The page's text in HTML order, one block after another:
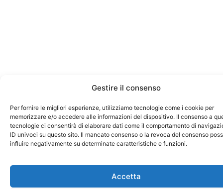
Gestire il consenso
Per fornire le migliori esperienze, utilizziamo tecnologie come i cookie per
memorizzare e/o accedere alle informazioni del dispositivo. Il consenso a
tecnologie ci consentirà di elaborare dati come il comportamento di
ID univoci su questo sito. Il mancato consenso o la revoca del consenso
influire negativamente su determinate caratteristiche e funzioni.
Accetta